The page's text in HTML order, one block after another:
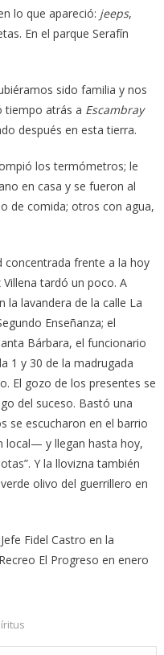
lo que apareció: jeeps,
En el parque Serafín
sido familia y nos
tiempo atrás a Escambray
después en esta tierra.
los termómetros; le
en casa y se fueron al
de comida; otros con agua,
concentrada frente a la hoy
tardó un poco. A
la lavandera de la calle La
Enseñanza; el
Bárbara, el funcionario
1 y 30 de la madrugada
El gozo de los presentes se
del suceso. Bastó una
se escucharon en el barrio
local— y llegan hasta hoy,
Y la llovizna también
olivo del guerrillero en
Fidel Castro en la
El Progreso en enero